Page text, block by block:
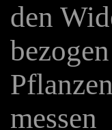
den
messen